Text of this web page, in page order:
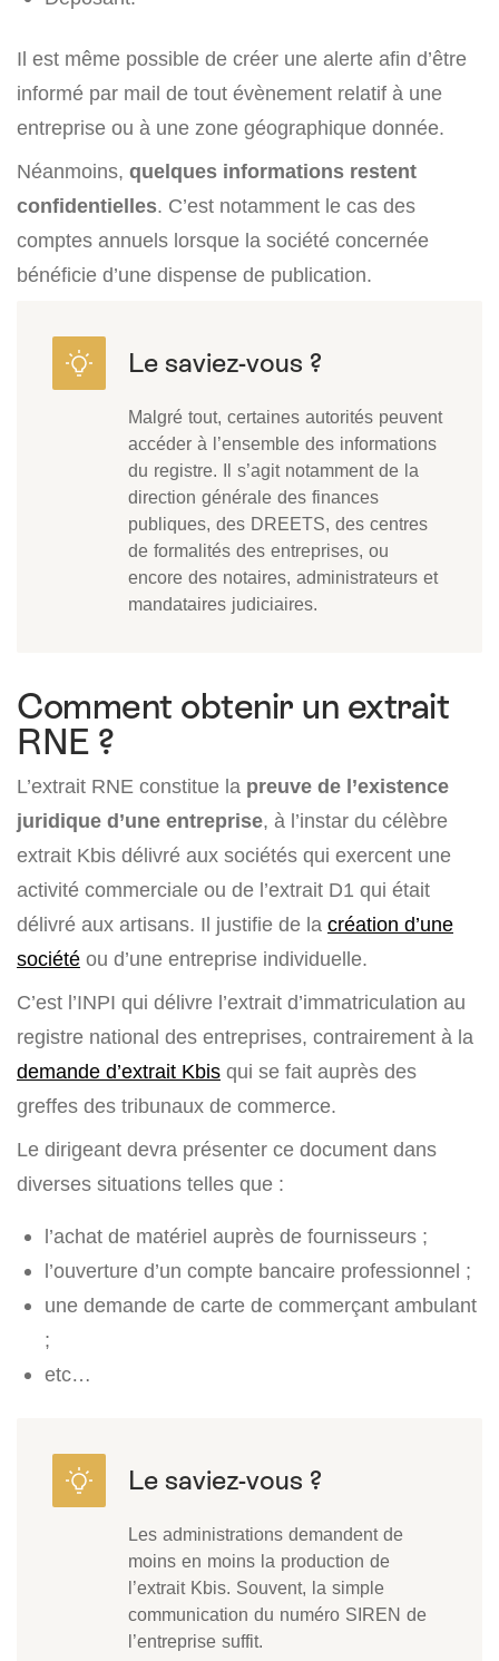
Il est même possible de créer une alerte afin d’être
informé par mail de tout évènement relatif à une
entreprise ou à une zone géographique donnée.
Néanmoins, quelques informations restent
confidentielles. C’est notamment le cas des
comptes annuels lorsque la société concernée
bénéficie d’une dispense de publication.
Malgré tout, certaines autorités peuvent
accéder à l’ensemble des informations
du registre. Il s’agit notamment de la
direction générale des finances
publiques, des DREETS, des centres
de formalités des entreprises, ou
encore des notaires, administrateurs et
mandataires judiciaires.
Comment obtenir un extrait
RNE ?
L’extrait RNE constitue la preuve de l’existence
juridique d’une entreprise, à l’instar du célèbre
extrait Kbis délivré aux sociétés qui exercent une
activité commerciale ou de l’extrait D1 qui était
délivré aux artisans. Il justifie de la création d’une
société ou d’une entreprise individuelle.
C’est l’INPI qui délivre l’extrait d’immatriculation au
registre national des entreprises, contrairement à la
demande d’extrait Kbis qui se fait auprès des
greffes des tribunaux de commerce.
Le dirigeant devra présenter ce document dans
diverses situations telles que :
l’achat de matériel auprès de fournisseurs ;
l’ouverture d’un compte bancaire professionnel ;
une demande de carte de commerçant ambulant
;
etc…
Les administrations demandent de
moins en moins la production de
l’extrait Kbis. Souvent, la simple
communication du numéro SIREN de
l’entreprise suffit.